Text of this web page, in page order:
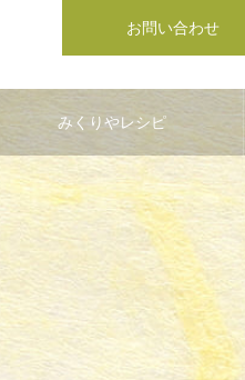
お問い合わせ
みくりやレシピ